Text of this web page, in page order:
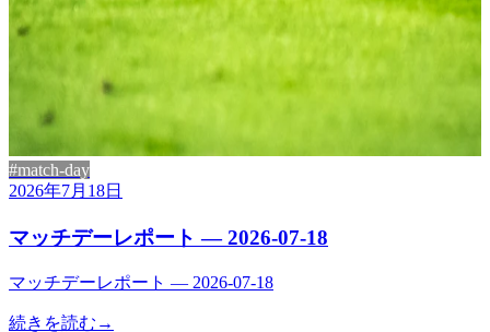
#match-day
2026年7月18日
マッチデーレポート — 2026-07-18
マッチデーレポート — 2026-07-18
続きを読む →